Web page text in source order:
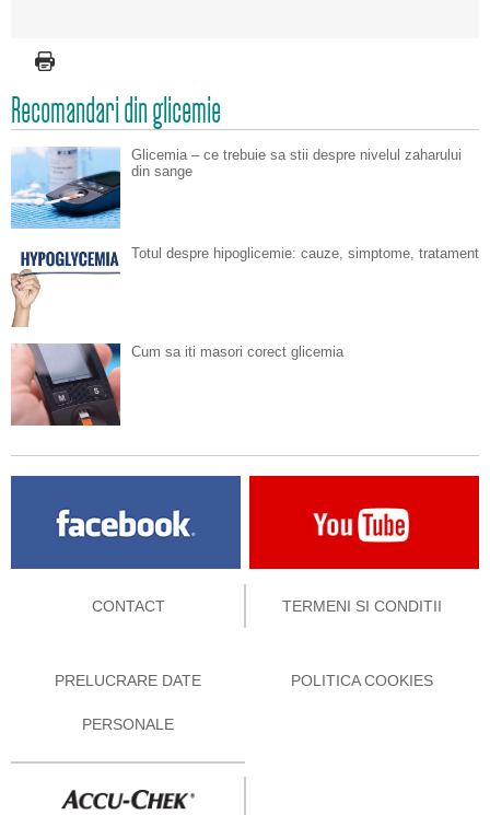
Recomandari din glicemie
Glicemia – ce trebuie sa stii despre nivelul zaharului
din sange
Totul despre hipoglicemie: cauze, simptome, tratament
Cum sa iti masori corect glicemia
CONTACT TERMENI SI CONDITII
PRELUCRARE DATE
PERSONALE
POLITICA COOKIES